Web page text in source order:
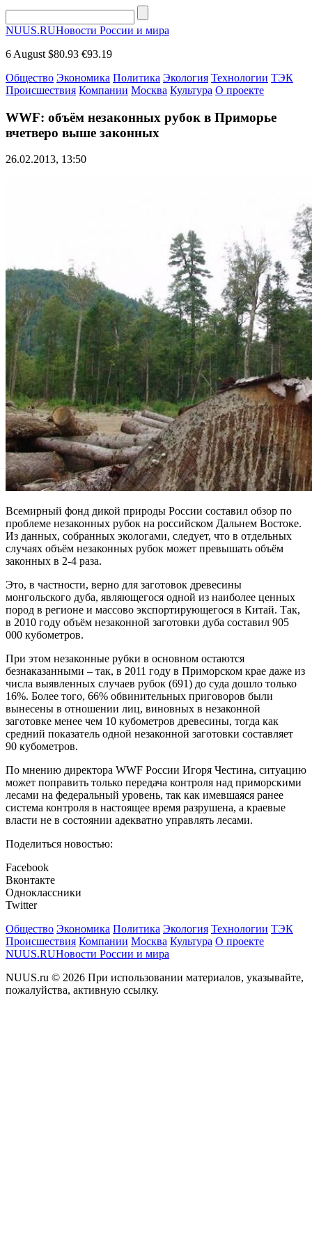
NUUS.RUНовости России и мира
6 August $80.93 €93.19
Общество Экономика Политика Экология Технологии ТЭК
Происшествия Компании Москва Культура О проекте
WWF: объём незаконных рубок в Приморье
вчетверо выше законных
26.02.2013, 13:50
Всемирный фонд дикой природы России составил обзор по
проблеме незаконных рубок на российском Дальнем Востоке.
Из данных, собранных экологами, следует, что в отдельных
случаях объём незаконных рубок может превышать объём
законных в 2-4 раза.
Это, в частности, верно для заготовок древесины
монгольского дуба, являющегося одной из наиболее ценных
пород в регионе и массово экспортирующегося в Китай. Так,
в 2010 году объём незаконной заготовки дуба составил 905
000 кубометров.
При этом незаконные рубки в основном остаются
безнаказанными – так, в 2011 году в Приморском крае даже из
числа выявленных случаев рубок (691) до суда дошло только
16%. Более того, 66% обвинительных приговоров были
вынесены в отношении лиц, виновных в незаконной
заготовке менее чем 10 кубометров древесины, тогда как
средний показатель одной незаконной заготовки составляет
90 кубометров.
По мнению директора WWF России Игоря Честина, ситуацию
может поправить только передача контроля над приморскими
лесами на федеральный уровень, так как имевшаяся ранее
система контроля в настоящее время разрушена, а краевые
власти не в состоянии адекватно управлять лесами.
Поделиться новостью:
Facebook
Вконтакте
Одноклассники
Twitter
Общество Экономика Политика Экология Технологии ТЭК
Происшествия Компании Москва Культура О проекте
NUUS.RUНовости России и мира
NUUS.ru © 2026 При использовании материалов, указывайте,
пожалуйства, активную ссылку.